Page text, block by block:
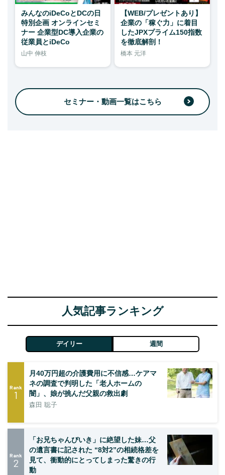
みんなのiDeCoとDCの日
特別企画 オンラインセミ
ナー 企業型DC導入企業の
従業員とiDeCo
山中 伸枝
【WEB/プレゼントあり】
企業の「稼ぐ力」に着目
したJPXプライム150指数
を徹底解剖！
橋本 元洋
セミナー・動画一覧はこちら
人気記事ランキング
デイリー 週間
Rank
1
月40万円超の介護費用に不信感…ケアマ
ネの調査で判明した「老人ホームの
闇」、娘が挑んだ父親の救出劇
森田 聡子
Rank
2
「お兄ちゃんびいき」に絶望した妹…父
の遺言書に記された “8対2”の相続格差を
見て、衝動的にとってしまった驚きの行
動